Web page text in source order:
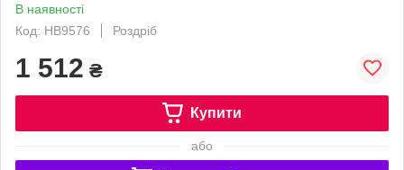
В наявності
Код: HB9576
Роздріб
1 512 ₴
Купити
або